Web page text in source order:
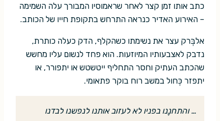
כתב אותו זמן קצר לאחר שראמוסיו המבורך עלה השמימה
– האירוע האדיר כנראה התרחש בתקופת חייו של הכותב.
אלבְּרק עצר את נשימתו כשהקלף, הדק כעלה כותרת,
נדבק לאצבעותיו המיוזעות. הוא פחד לנשום עליו מחשש
שהכתב העתיק וחסר התחליף ייטשטש או יתפורר, או
יתפזר כְּחול במשב רוח בוקר פתאומי.
… והתחנָנו בפניו לא לעזוב אותנו לנפשנו לבדנו